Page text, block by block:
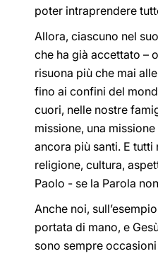
poter intraprendere
Allora, ciascuno nel
che ha già accettato –
risuona più che mai
fino ai confini del
cuori, nelle nostre
missione, una
ancora più santi. E
religione, cultura,
Paolo - se la Parola
Anche noi,
portata di mano, e
sono sempre